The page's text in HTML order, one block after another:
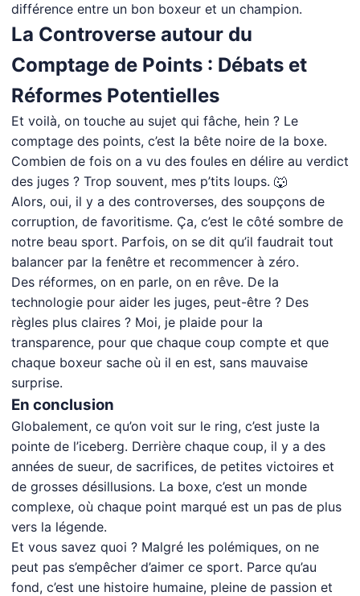
différence entre un bon boxeur et un champion.
La Controverse autour du
Comptage de Points : Débats et
Réformes Potentielles
Et voilà, on touche au sujet qui fâche, hein ? Le
comptage des points, c’est la bête noire de la boxe.
Combien de fois on a vu des foules en délire au verdict
des juges ? Trop souvent, mes p’tits loups. 🐺
Alors, oui, il y a des controverses, des soupçons de
corruption, de favoritisme. Ça, c’est le côté sombre de
notre beau sport. Parfois, on se dit qu’il faudrait tout
balancer par la fenêtre et recommencer à zéro.
Des réformes, on en parle, on en rêve. De la
technologie pour aider les juges, peut-être ? Des
règles plus claires ? Moi, je plaide pour la
transparence, pour que chaque coup compte et que
chaque boxeur sache où il en est, sans mauvaise
surprise.
En conclusion
Globalement, ce qu’on voit sur le ring, c’est juste la
pointe de l’iceberg. Derrière chaque coup, il y a des
années de sueur, de sacrifices, de petites victoires et
de grosses désillusions. La boxe, c’est un monde
complexe, où chaque point marqué est un pas de plus
vers la légende.
Et vous savez quoi ? Malgré les polémiques, on ne
peut pas s’empêcher d’aimer ce sport. Parce qu’au
fond, c’est une histoire humaine, pleine de passion et